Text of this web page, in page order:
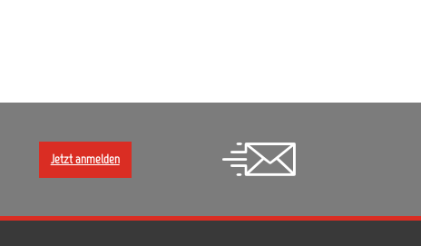
Polituren gleichmäßig auf
Maschinenwaschbar.
Verpackung: einzeln oder als
Jetzt anmelden